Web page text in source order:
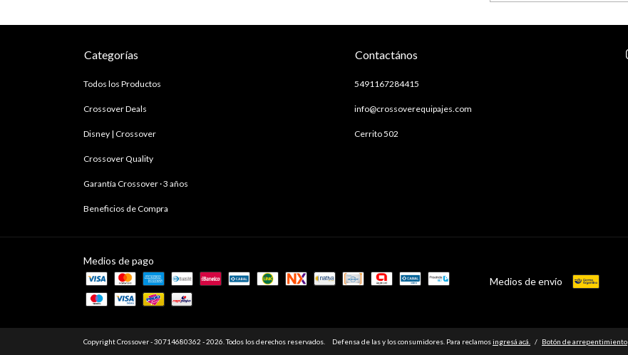
Categorías
Todos los Productos
Crossover Deals
Disney | Crossover
Crossover Quality
Garantía Crossover · 3 años
Beneficios de Compra
Contactános
5491167284415
info@crossoverequipajes.com
Cerrito 502
Medios de pago
Medios de envío
Copyright Crossover - 30714680362 - 2026. Todos los derechos reservados. Defensa de las y los consumidores. Para reclamosingresá acá. / Botón de arrepentimiento